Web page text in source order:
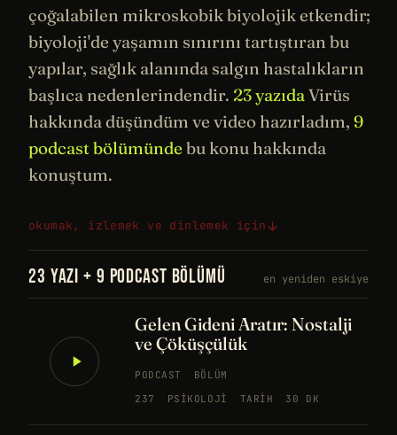
çoğalabilen mikroskobikbiyolojiketkendir;
biyoloji'de yaşamın sınırını tartıştıran bu
yapılar, sağlık alanında salgın hastalıkların
başlıca nedenlerindendir. 23 yazıdaVirüs
hakkında düşündüm ve video hazırladım, 9
podcast bölümünde bu konu hakkında
konuştum.
okumak, izlemek ve dinlemek için
23 YAZI + 9 PODCAST BÖLÜMÜ en yeniden eskiye
Gelen Gideni Aratır: Nostalji
ve Çöküşçülük
PODCAST
BÖLÜM
237
PSIKOLOJI TARIH 30 DK